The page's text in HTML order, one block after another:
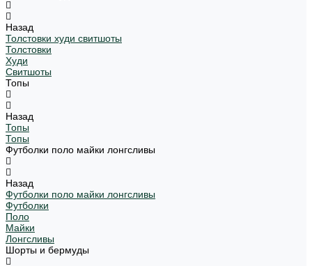
Назад
Толстовки худи свитшоты
Толстовки
Худи
Свитшоты
Топы
Назад
Топы
Топы
Футболки поло майки лонгсливы
Назад
Футболки поло майки лонгсливы
Футболки
Поло
Майки
Лонгсливы
Шорты и бермуды